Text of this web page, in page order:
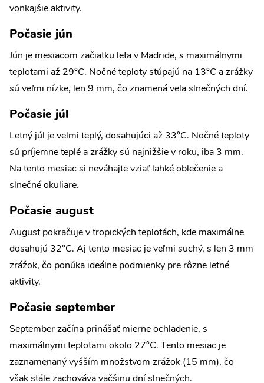
vonkajšie aktivity.
Počasie jún
Jún je mesiacom začiatku leta v Madride, s maximálnymi
teplotami až 29°C. Nočné teploty stúpajú na 13°C a zrážky
sú veľmi nízke, len 9 mm, čo znamená veľa slnečných dní.
Počasie júl
Letný júl je veľmi teplý, dosahujúci až 33°C. Nočné teploty
sú príjemne teplé a zrážky sú najnižšie v roku, iba 3 mm.
Na tento mesiac si neváhajte vziať ľahké oblečenie a
slnečné okuliare.
Počasie august
August pokračuje v tropických teplotách, kde maximálne
dosahujú 32°C. Aj tento mesiac je veľmi suchý, s len 3 mm
zrážok, čo ponúka ideálne podmienky pre rôzne letné
aktivity.
Počasie september
September začína prinášať mierne ochladenie, s
maximálnymi teplotami okolo 27°C. Tento mesiac je
zaznamenaný vyšším množstvom zrážok (15 mm), čo
však stále zachováva väčšinu dní slnečných.